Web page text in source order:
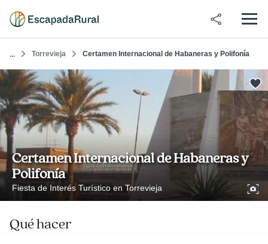
... Torrevieja Certamen Internacional de Habaneras y Polifonía
Certamen Internacional de Habaneras y
Polifonía
Fiesta de Interés Turístico en Torrevieja
Qué hacer